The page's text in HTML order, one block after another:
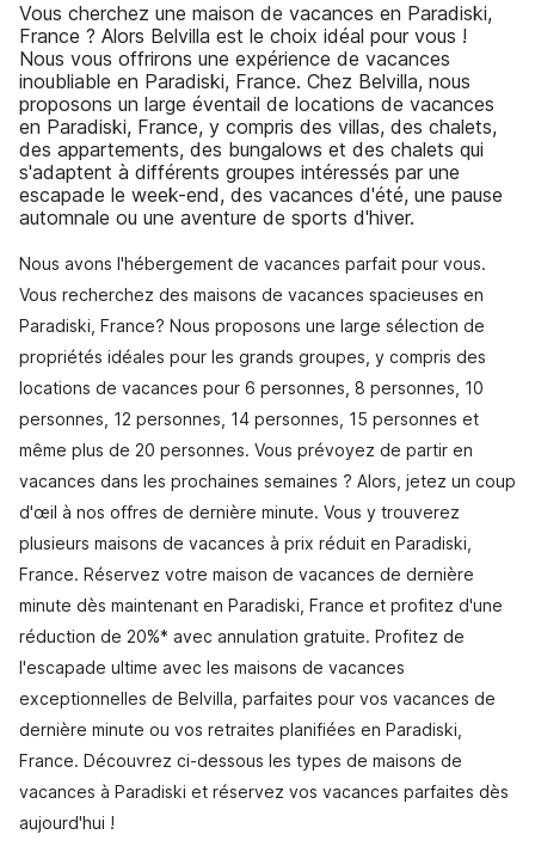
Vous cherchez une maison de vacances en Paradiski,
France ? Alors Belvilla est le choix idéal pour vous !
Nous vous offrirons une expérience de vacances
inoubliable en Paradiski, France. Chez Belvilla, nous
proposons un large éventail de locations de vacances
en Paradiski, France, y compris des villas, des chalets,
des appartements, des bungalows et des chalets qui
s'adaptent à différents groupes intéressés par une
escapade le week-end, des vacances d'été, une pause
automnale ou une aventure de sports d'hiver.
Nous avons l'hébergement de vacances parfait pour vous.
Vous recherchez des maisons de vacances spacieuses en
Paradiski, France? Nous proposons une large sélection de
propriétés idéales pour les grands groupes, y compris des
locations de vacances pour 6 personnes, 8 personnes, 10
personnes, 12 personnes, 14 personnes, 15 personnes et
même plus de 20 personnes. Vous prévoyez de partir en
vacances dans les prochaines semaines ? Alors, jetez un coup
d'œil à nos offres de dernière minute. Vous y trouverez
plusieurs maisons de vacances à prix réduit en Paradiski,
France. Réservez votre maison de vacances de dernière
minute dès maintenant en Paradiski, France et profitez d'une
réduction de 20%* avec annulation gratuite. Profitez de
l'escapade ultime avec les maisons de vacances
exceptionnelles de Belvilla, parfaites pour vos vacances de
dernière minute ou vos retraites planifiées en Paradiski,
France. Découvrez ci-dessous les types de maisons de
vacances à Paradiski et réservez vos vacances parfaites dès
aujourd'hui !